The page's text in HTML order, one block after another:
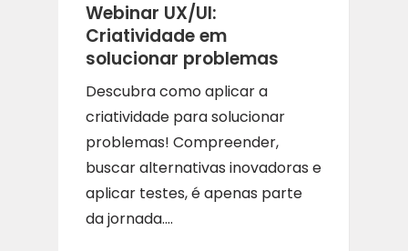
Webinar UX/UI:
Criatividade em
solucionar problemas
Descubra como aplicar a
criatividade para solucionar
problemas! Compreender,
buscar alternativas inovadoras e
aplicar testes, é apenas parte
da jornada....